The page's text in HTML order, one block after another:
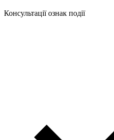
Консультації ознак події